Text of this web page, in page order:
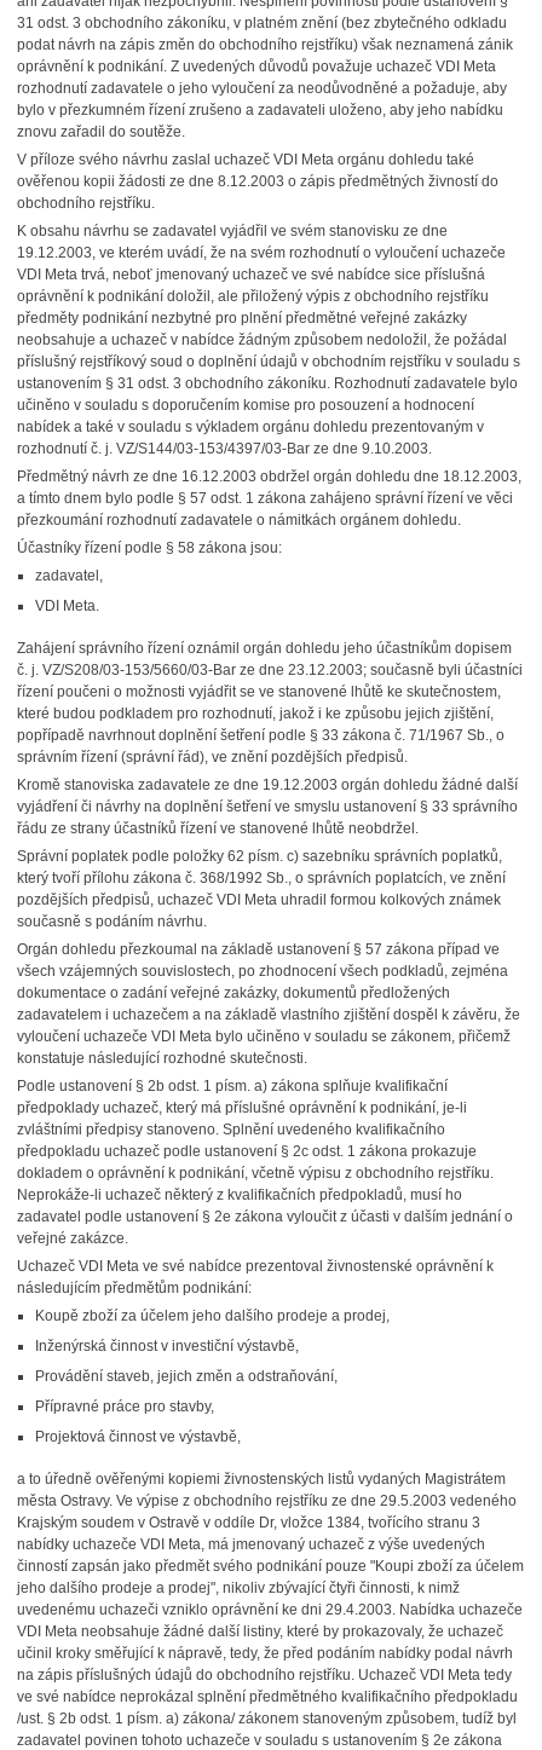
31 odst. 3 obchodního zákoníku, v platném znění (bez zbytečného odkladu
podat návrh na zápis změn do obchodního rejstříku) však neznamená zánik
oprávnění k podnikání. Z uvedených důvodů považuje uchazeč VDI Meta
rozhodnutí zadavatele o jeho vyloučení za neodůvodněné a požaduje, aby
bylo v přezkumném řízení zrušeno a zadavateli uloženo, aby jeho nabídku
znovu zařadil do soutěže.
V příloze svého návrhu zaslal uchazeč VDI Meta orgánu dohledu také
ověřenou kopii žádosti ze dne 8.12.2003 o zápis předmětných živností do
obchodního rejstříku.
K obsahu návrhu se zadavatel vyjádřil ve svém stanovisku ze dne
19.12.2003, ve kterém uvádí, že na svém rozhodnutí o vyloučení uchazeče
VDI Meta trvá, neboť jmenovaný uchazeč ve své nabídce sice příslušná
oprávnění k podnikání doložil, ale přiložený výpis z obchodního rejstříku
předměty podnikání nezbytné pro plnění předmětné veřejné zakázky
neobsahuje a uchazeč v nabídce žádným způsobem nedoložil, že požádal
příslušný rejstříkový soud o doplnění údajů v obchodním rejstříku v souladu s
ustanovením § 31 odst. 3 obchodního zákoníku. Rozhodnutí zadavatele bylo
učiněno v souladu s doporučením komise pro posouzení a hodnocení
nabídek a také v souladu s výkladem orgánu dohledu prezentovaným v
rozhodnutí č. j. VZ/S144/03-153/4397/03-Bar ze dne 9.10.2003.
Předmětný návrh ze dne 16.12.2003 obdržel orgán dohledu dne 18.12.2003,
a tímto dnem bylo podle § 57 odst. 1 zákona zahájeno správní řízení ve věci
přezkoumání rozhodnutí zadavatele o námitkách orgánem dohledu.
Účastníky řízení podle § 58 zákona jsou:
zadavatel,
VDI Meta.
Zahájení správního řízení oznámil orgán dohledu jeho účastníkům dopisem
č. j. VZ/S208/03-153/5660/03-Bar ze dne 23.12.2003; současně byli účastníci
řízení poučeni o možnosti vyjádřit se ve stanovené lhůtě ke skutečnostem,
které budou podkladem pro rozhodnutí, jakož i ke způsobu jejich zjištění,
popřípadě navrhnout doplnění šetření podle § 33 zákona č. 71/1967 Sb., o
správním řízení (správní řád), ve znění pozdějších předpisů.
Kromě stanoviska zadavatele ze dne 19.12.2003 orgán dohledu žádné další
vyjádření či návrhy na doplnění šetření ve smyslu ustanovení § 33 správního
řádu ze strany účastníků řízení ve stanovené lhůtě neobdržel.
Správní poplatek podle položky 62 písm. c) sazebníku správních poplatků,
který tvoří přílohu zákona č. 368/1992 Sb., o správních poplatcích, ve znění
pozdějších předpisů, uchazeč VDI Meta uhradil formou kolkových známek
současně s podáním návrhu.
Orgán dohledu přezkoumal na základě ustanovení § 57 zákona případ ve
všech vzájemných souvislostech, po zhodnocení všech podkladů, zejména
dokumentace o zadání veřejné zakázky, dokumentů předložených
zadavatelem i uchazečem a na základě vlastního zjištění dospěl k závěru, že
vyloučení uchazeče VDI Meta bylo učiněno v souladu se zákonem, přičemž
konstatuje následující rozhodné skutečnosti.
Podle ustanovení § 2b odst. 1 písm. a) zákona splňuje kvalifikační
předpoklady uchazeč, který má příslušné oprávnění k podnikání, je-li
zvláštními předpisy stanoveno. Splnění uvedeného kvalifikačního
předpokladu uchazeč podle ustanovení § 2c odst. 1 zákona prokazuje
dokladem o oprávnění k podnikání, včetně výpisu z obchodního rejstříku.
Neprokáže-li uchazeč některý z kvalifikačních předpokladů, musí ho
zadavatel podle ustanovení § 2e zákona vyloučit z účasti v dalším jednání o
veřejné zakázce.
Uchazeč VDI Meta ve své nabídce prezentoval živnostenské oprávnění k
následujícím předmětům podnikání:
Koupě zboží za účelem jeho dalšího prodeje a prodej,
Inženýrská činnost v investiční výstavbě,
Provádění staveb, jejich změn a odstraňování,
Přípravné práce pro stavby,
Projektová činnost ve výstavbě,
a to úředně ověřenými kopiemi živnostenských listů vydaných Magistrátem
města Ostravy. Ve výpise z obchodního rejstříku ze dne 29.5.2003 vedeného
Krajským soudem v Ostravě v oddíle Dr, vložce 1384, tvořícího stranu 3
nabídky uchazeče VDI Meta, má jmenovaný uchazeč z výše uvedených
činností zapsán jako předmět svého podnikání pouze "Koupi zboží za účelem
jeho dalšího prodeje a prodej", nikoliv zbývající čtyři činnosti, k nimž
uvedenému uchazeči vzniklo oprávnění ke dni 29.4.2003. Nabídka uchazeče
VDI Meta neobsahuje žádné další listiny, které by prokazovaly, že uchazeč
učinil kroky směřující k nápravě, tedy, že před podáním nabídky podal návrh
na zápis příslušných údajů do obchodního rejstříku. Uchazeč VDI Meta tedy
ve své nabídce neprokázal splnění předmětného kvalifikačního předpokladu
/ust. § 2b odst. 1 písm. a) zákona/ zákonem stanoveným způsobem, tudíž byl
zadavatel povinen tohoto uchazeče v souladu s ustanovením § 2e zákona